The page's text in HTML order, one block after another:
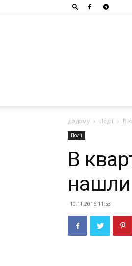
додому Події В
Події
В
нашли
10.11.2016 11:53